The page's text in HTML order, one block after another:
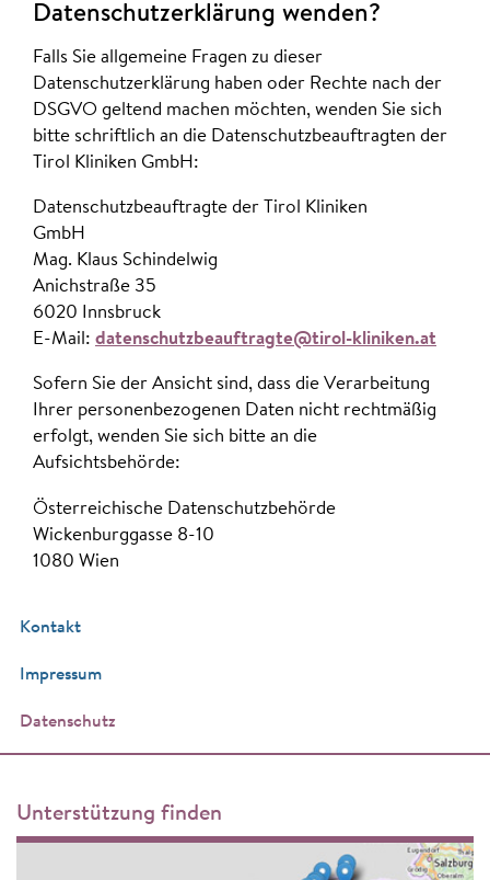
Datenschutzerklärung wenden?
Falls Sie allgemeine Fragen zu dieser
Datenschutzerklärung haben oder Rechte nach der
DSGVO geltend machen möchten, wenden Sie sich
bitte schriftlich an die Datenschutzbeauftragten der
Tirol Kliniken GmbH:
Datenschutzbeauftragte der Tirol Kliniken
GmbH
Mag. Klaus Schindelwig
Anichstraße 35
6020 Innsbruck
E-Mail: datenschutzbeauftragte@tirol-kliniken.at
Sofern Sie der Ansicht sind, dass die Verarbeitung
Ihrer personenbezogenen Daten nicht rechtmäßig
erfolgt, wenden Sie sich bitte an die
Aufsichtsbehörde:
Österreichische Datenschutzbehörde
Wickenburggasse 8-10
1080 Wien
Kontakt
Impressum
Datenschutz
Unterstützung finden